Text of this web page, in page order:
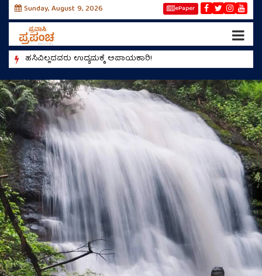
Sunday, August 9, 2026 ePaper
ಹಸಿವಿಲ್ಲದವರು ಉದ್ಯಮಕ್ಕೆ ಅಪಾಯಕಾರಿ!